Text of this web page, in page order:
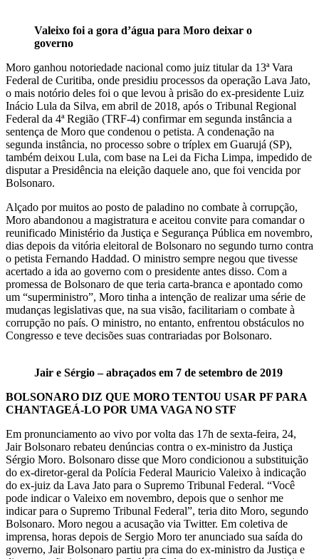
Valeixo foi a gora d’água para Moro deixar o
governo
Moro ganhou notoriedade nacional como juiz titular da 13ª Vara
Federal de Curitiba, onde presidiu processos da operação Lava Jato,
o mais notório deles foi o que levou à prisão do ex-presidente Luiz
Inácio Lula da Silva, em abril de 2018, após o Tribunal Regional
Federal da 4ª Região (TRF-4) confirmar em segunda instância a
sentença de Moro que condenou o petista. A condenação na
segunda instância, no processo sobre o tríplex em Guarujá (SP),
também deixou Lula, com base na Lei da Ficha Limpa, impedido de
disputar a Presidência na eleição daquele ano, que foi vencida por
Bolsonaro.
Alçado por muitos ao posto de paladino no combate à corrupção,
Moro abandonou a magistratura e aceitou convite para comandar o
reunificado Ministério da Justiça e Segurança Pública em novembro,
dias depois da vitória eleitoral de Bolsonaro no segundo turno contra
o petista Fernando Haddad. O ministro sempre negou que tivesse
acertado a ida ao governo com o presidente antes disso. Com a
promessa de Bolsonaro de que teria carta-branca e apontado como
um “superministro”, Moro tinha a intenção de realizar uma série de
mudanças legislativas que, na sua visão, facilitariam o combate à
corrupção no país. O ministro, no entanto, enfrentou obstáculos no
Congresso e teve decisões suas contrariadas por Bolsonaro.
Jair e Sérgio – abraçados em 7 de setembro de 2019
BOLSONARO DIZ QUE MORO TENTOU USAR PF PARA
CHANTAGEÁ-LO POR UMA VAGA NO STF
Em pronunciamento ao vivo por volta das 17h de sexta-feira, 24,
Jair Bolsonaro rebateu denúncias contra o ex-ministro da Justiça
Sérgio Moro. Bolsonaro disse que Moro condicionou a substituição
do ex-diretor-geral da Polícia Federal Mauricio Valeixo à indicação
do ex-juiz da Lava Jato para o Supremo Tribunal Federal. “Você
pode indicar o Valeixo em novembro, depois que o senhor me
indicar para o Supremo Tribunal Federal”, teria dito Moro, segundo
Bolsonaro. Moro negou a acusação via Twitter. Em coletiva de
imprensa, horas depois de Sergio Moro ter anunciado sua saída do
governo, Jair Bolsonaro partiu pra cima do ex-ministro da Justiça e